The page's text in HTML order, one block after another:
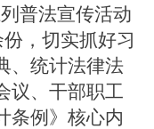
普法宣传活动
， 切实抓好习
、统计法律法
议、干部职工
条例》核心内